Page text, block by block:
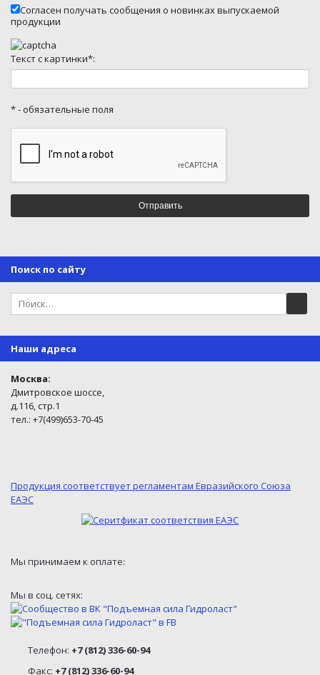
Согласен получать сообщения о новинках выпускаемой
продукции
Текст с картинки*:
* - обязательные поля
Поиск по сайту
Наши адреса
Москва:
Дмитровское шоссе,
д.116, стр.1
тел.: +7(499)653-70-45
Продукция соответствует регламентам Евразийского Союза
ЕАЭС
Мы принимаем к оплате:
Мы в соц. сетях:
Телефон: +7 (812) 336-60-94
Факс: +7 (812) 336-60-94